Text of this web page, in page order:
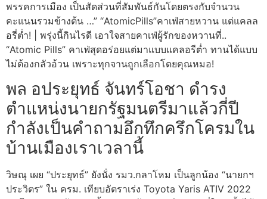
พรรคการเมือง เป็นสัดส่วนที่สัมพันธ์กันโดยตรงกับจำนวน
คะแนนรวมข้างต้น …” “AtomicPills”คาเฟ่สายหวาน แต่แคลล
อรี่ต่ำ! | พรุ่งนี้กินไรดี เอาใจสายคาเฟ่ผู้รักของหวานที่..
“Atomic Pills” คาเฟ่สุดอร่อยแต่มาแบบแคลอรีต่ำ ทานได้แบบ
ไม่ต้องกลัวอ้วน เพราะทุกจานถูกเลือกโดยคุณหมอ!
พล อประยุทธ์ จันทร์โอชา ดำรง
ตำแหน่งนายกรัฐมนตรีมาแล้วกี่ปี
กำลังเป็นคำถามอึกทึกครึกโครมใน
บ้านเมืองเราเวลานี้
วิษณุ เผย “ประยุทธ์” ยังนั่ง รมว.กลาโหม เป็นลูกน้อง “นายกฯ
ประวิตร” ใน ครม. เทียบอัตราเร่ง Toyota Yaris ATIV 2022